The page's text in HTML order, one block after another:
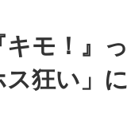
キモ！』
狂い」